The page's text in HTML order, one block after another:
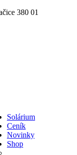
380 01
Solárium
Ceník
Novinky
Shop